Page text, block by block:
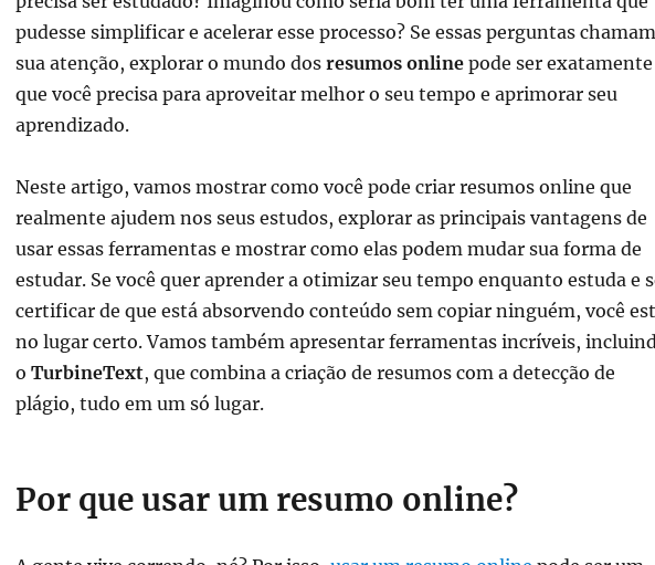
pudesse simplificar e acelerar esse processo? Se essas perguntas chamam
sua atenção, explorar o mundo dos resumos onlinepode ser
que você precisa para aproveitar melhor o seu tempo e aprimorar seu
aprendizado.
Neste artigo, vamos mostrar como você pode criar resumos online que
realmente ajudem nos seus estudos, explorar as principais vantagens de
usar essas ferramentas e mostrar como elas podem mudar sua forma de
estudar. Se você quer aprender a otimizar seu tempo enquanto estuda e
certificar de que está absorvendo conteúdo sem copiar ninguém, você
no lugar certo. Vamos também apresentar ferramentas incríveis,
o TurbineText, que combina a criação de resumos com a detecção de
plágio, tudo em um só lugar.
Por que usar um resumo online?